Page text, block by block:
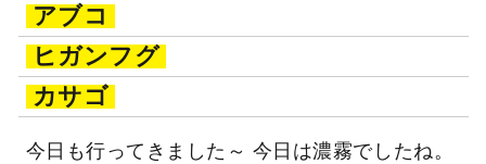
アブコ
ヒガンフグ
カサゴ
今日も行ってきました～ 今日は濃霧でしたね。